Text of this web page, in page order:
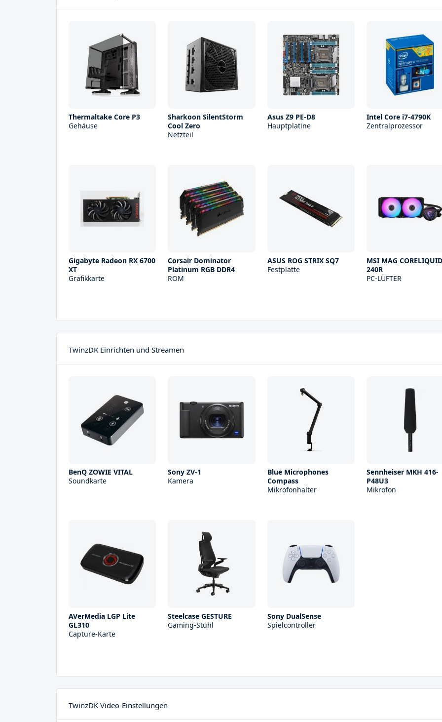
Thermaltake Core P3
Gehäuse
Sharkoon SilentStorm
Cool Zero
Netzteil
Asus Z9 PE-D8
Hauptplatine
Intel Core i7-4790K
Zentralprozessor
Gigabyte Radeon RX 6700
XT
Grafikkarte
Corsair Dominator
Platinum RGB DDR4
ROM
ASUS ROG STRIX SQ7
Festplatte
MSI MAG CORELIQUID
240R
PC-LÜFTER
TwinzDK Einrichten und Streamen
BenQ ZOWIE VITAL
Soundkarte
Sony ZV-1
Kamera
Blue Microphones
Compass
Mikrofonhalter
Sennheiser MKH 416-
P48U3
Mikrofon
AVerMedia LGP Lite
GL310
Capture-Karte
Steelcase GESTURE
Gaming-Stuhl
Sony DualSense
Spielcontroller
TwinzDK Video-Einstellungen